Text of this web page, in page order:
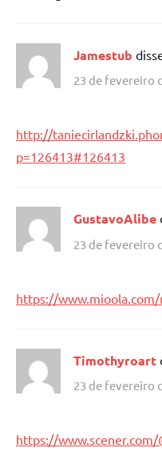
Jamestub
23 de fevereiro
http://
p=126413#126413
GustavoAlibe
23 de fevereiro
https://
Timothyroart
23 de fevereiro
https://www.scener.com/